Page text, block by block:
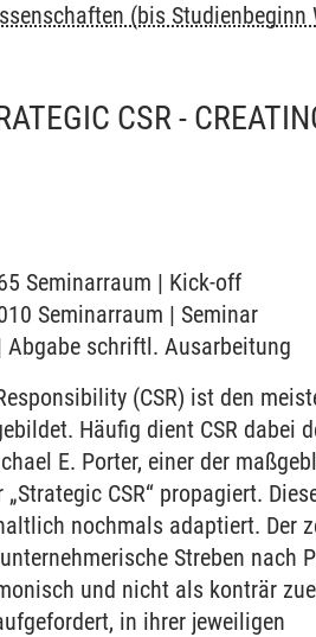
(bis Studienbeginn
CSR -
Seminarraum | Kick-off
Seminarraum | Seminar
Abgabe schriftl. Ausarbeitung
(CSR) ist den
Häufig dient CSR dabei
E. Porter, einer der
CSR“ propagiert.
nochmals adaptiert. Der
Streben nach
und nicht als konträr
in ihrer jeweiligen